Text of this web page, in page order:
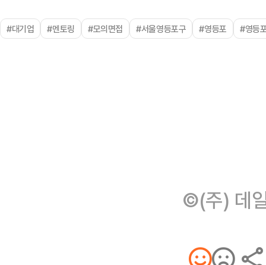
#대기업 #멘토링 #모의면접 #서울영등포구 #영등포 #영등
©(주) 데